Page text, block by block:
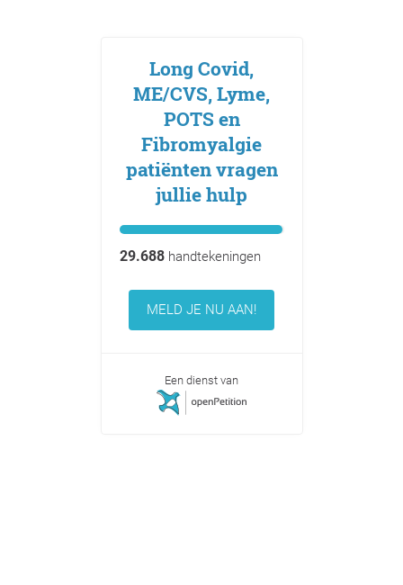
Long Covid,
ME/CVS, Lyme,
POTS en
Fibromyalgie
patiënten vragen
jullie hulp
29.688handtekeningen
MELD JE NU AAN!
Een dienst van